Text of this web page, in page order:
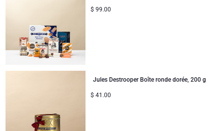
Bon rétablissement
Cadeaux pour partager
Cadeaux pour enfants
$ 99.00
Jules Destrooper Boîte ronde dorée, 200 g
$ 41.00